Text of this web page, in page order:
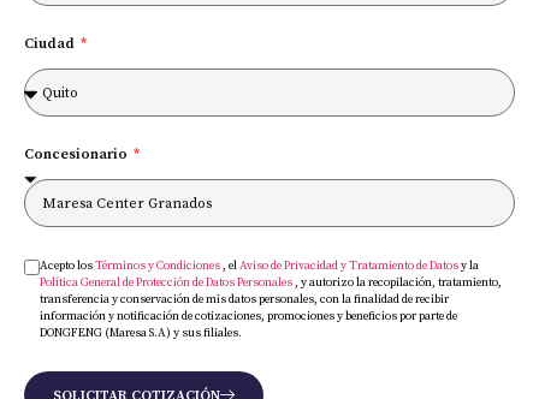
Ciudad
Concesionario
Acepto losTérminos y Condiciones, elAviso de Privacidad y Tratamiento de Datosy la
Política General de Protección de Datos Personales, y autorizo la recopilación, tratamiento,
transferencia y conservación de mis datos personales, con la finalidad de recibir
información y notificación de cotizaciones, promociones y beneficios por parte de
DONGFENG (Maresa S.A) y sus filiales.